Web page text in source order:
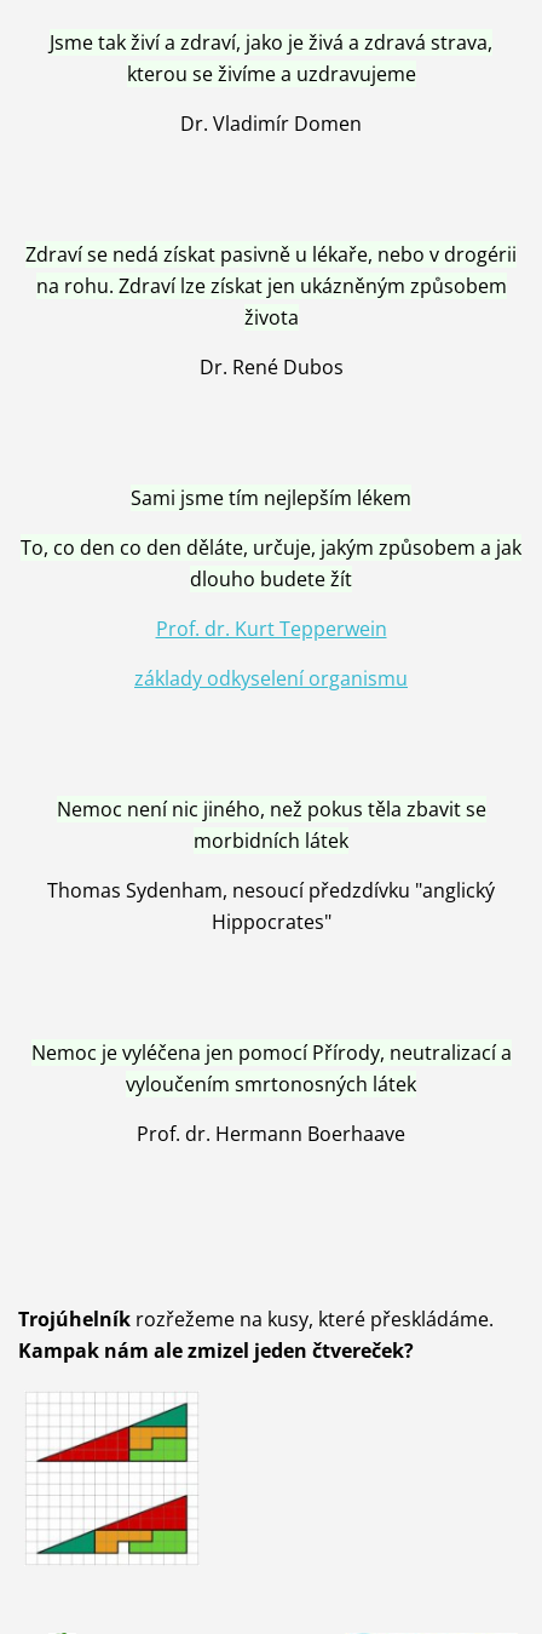
Jsme tak živí a zdraví, jako je živá a zdravá strava,
kterou se živíme a uzdravujeme
Dr. Vladimír Domen
Zdraví se nedá získat pasivně u lékaře, nebo v drogérii
na rohu. Zdraví lze získat jen ukázněným způsobem
života
Dr. René Dubos
Sami jsme tím nejlepším lékem
To, co den co den děláte, určuje, jakým způsobem a jak
dlouho budete žít
Prof. dr. Kurt Tepperwein
základy odkyselení organismu
Nemoc není nic jiného, než pokus těla zbavit se
morbidních látek
Thomas Sydenham, nesoucí předzdívku "anglický
Hippocrates"
Nemoc je vyléčena jen pomocí Přírody, neutralizací a
vyloučením smrtonosných látek
Prof. dr. Hermann Boerhaave
Trojúhelníkrozřežeme na kusy, které přeskládáme.
Kampak nám ale zmizel jeden čtvereček?